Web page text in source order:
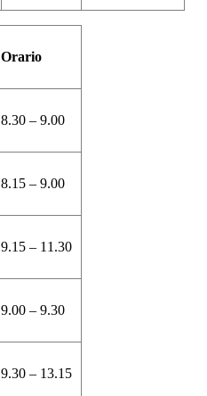
Orario
8.30 – 9.00
8.15 – 9.00
9.15 – 11.30
9.00 – 9.30
9.30 – 13.15